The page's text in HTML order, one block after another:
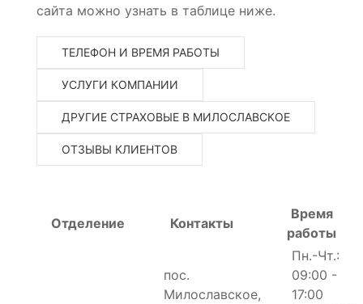
сайта можно узнать в таблице ниже.
ТЕЛЕФОН И ВРЕМЯ РАБОТЫ
УСЛУГИ КОМПАНИИ
ДРУГИЕ СТРАХОВЫЕ В МИЛОСЛАВСКОЕ
ОТЗЫВЫ КЛИЕНТОВ
Отделение Контакты
Время
работы
пос.
Милославское,
Пн.-Чт.:
09:00 -
17:00